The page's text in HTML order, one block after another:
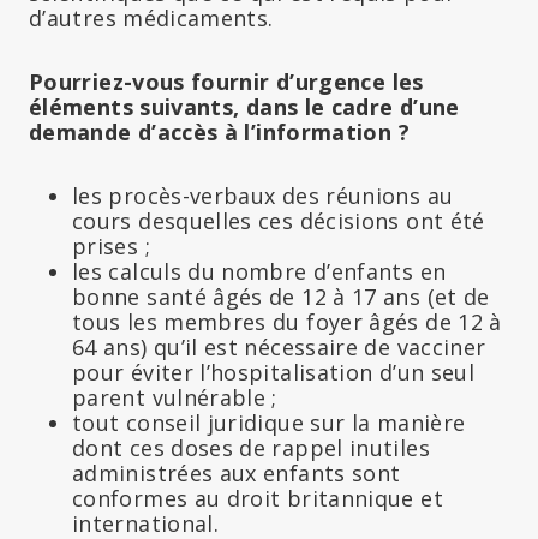
d’autres médicaments.
Pourriez-vous fournir d’urgence les
éléments suivants, dans le cadre d’une
demande d’accès à l’information ?
les procès-verbaux des réunions au
cours desquelles ces décisions ont été
prises ;
les calculs du nombre d’enfants en
bonne santé âgés de 12 à 17 ans (et de
tous les membres du foyer âgés de 12 à
64 ans) qu’il est nécessaire de vacciner
pour éviter l’hospitalisation d’un seul
parent vulnérable ;
tout conseil juridique sur la manière
dont ces doses de rappel inutiles
administrées aux enfants sont
conformes au droit britannique et
international.